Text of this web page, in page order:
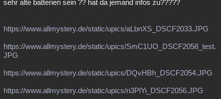
sehr alte batterien sein ?? hat da jemand infos zu?????
https://www.allmystery.de/static/upics/aLbnXS_DSCF2033.JPG
https://www.allmystery.de/static/upics/SmC1UO_DSCF2058_test.
JPG
https://www.allmystery.de/static/upics/DQvHBh_DSCF2054.JPG
https://www.allmystery.de/static/upics/n3PlYi_DSCF2056.JPG